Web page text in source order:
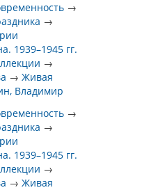
→
→
1939–1945 гг.
→
→Живая
Владимир
→
→
1939–1945 гг.
→
→Живая